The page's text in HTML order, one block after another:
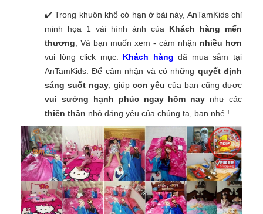
✔️ Trong khuôn khổ có hạn ở bài này, AnTamKids chỉ
minh họa 1 vài hình ảnh của Khách hàng mến
thương , Và bạn muốn xem - cảm nhận nhiều hơn
vui lòng click mục: Khách hàng đã mua sắm tại
AnTamKids. Để cảm nhận và có những quyết định
sáng suốt ngay, giúp con yêu của bạn cũng được
vui sướng hạnh phúc ngay hôm nay như các
thiên thần nhỏ đáng yêu của chúng ta, bạn nhé !